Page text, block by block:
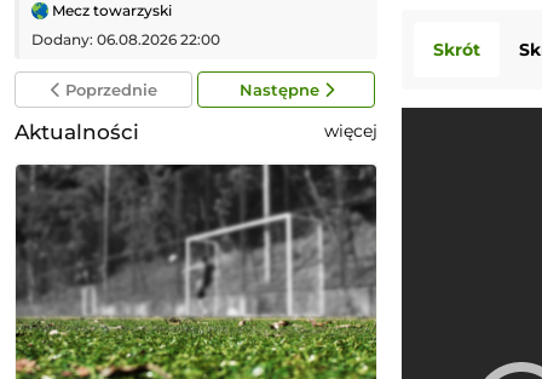
Mecz towarzyski
Dodany: 06.08.2026 22:00 Dodany: 06.08.2026
Poprzednie Następne
Aktualności więcej
Skrót